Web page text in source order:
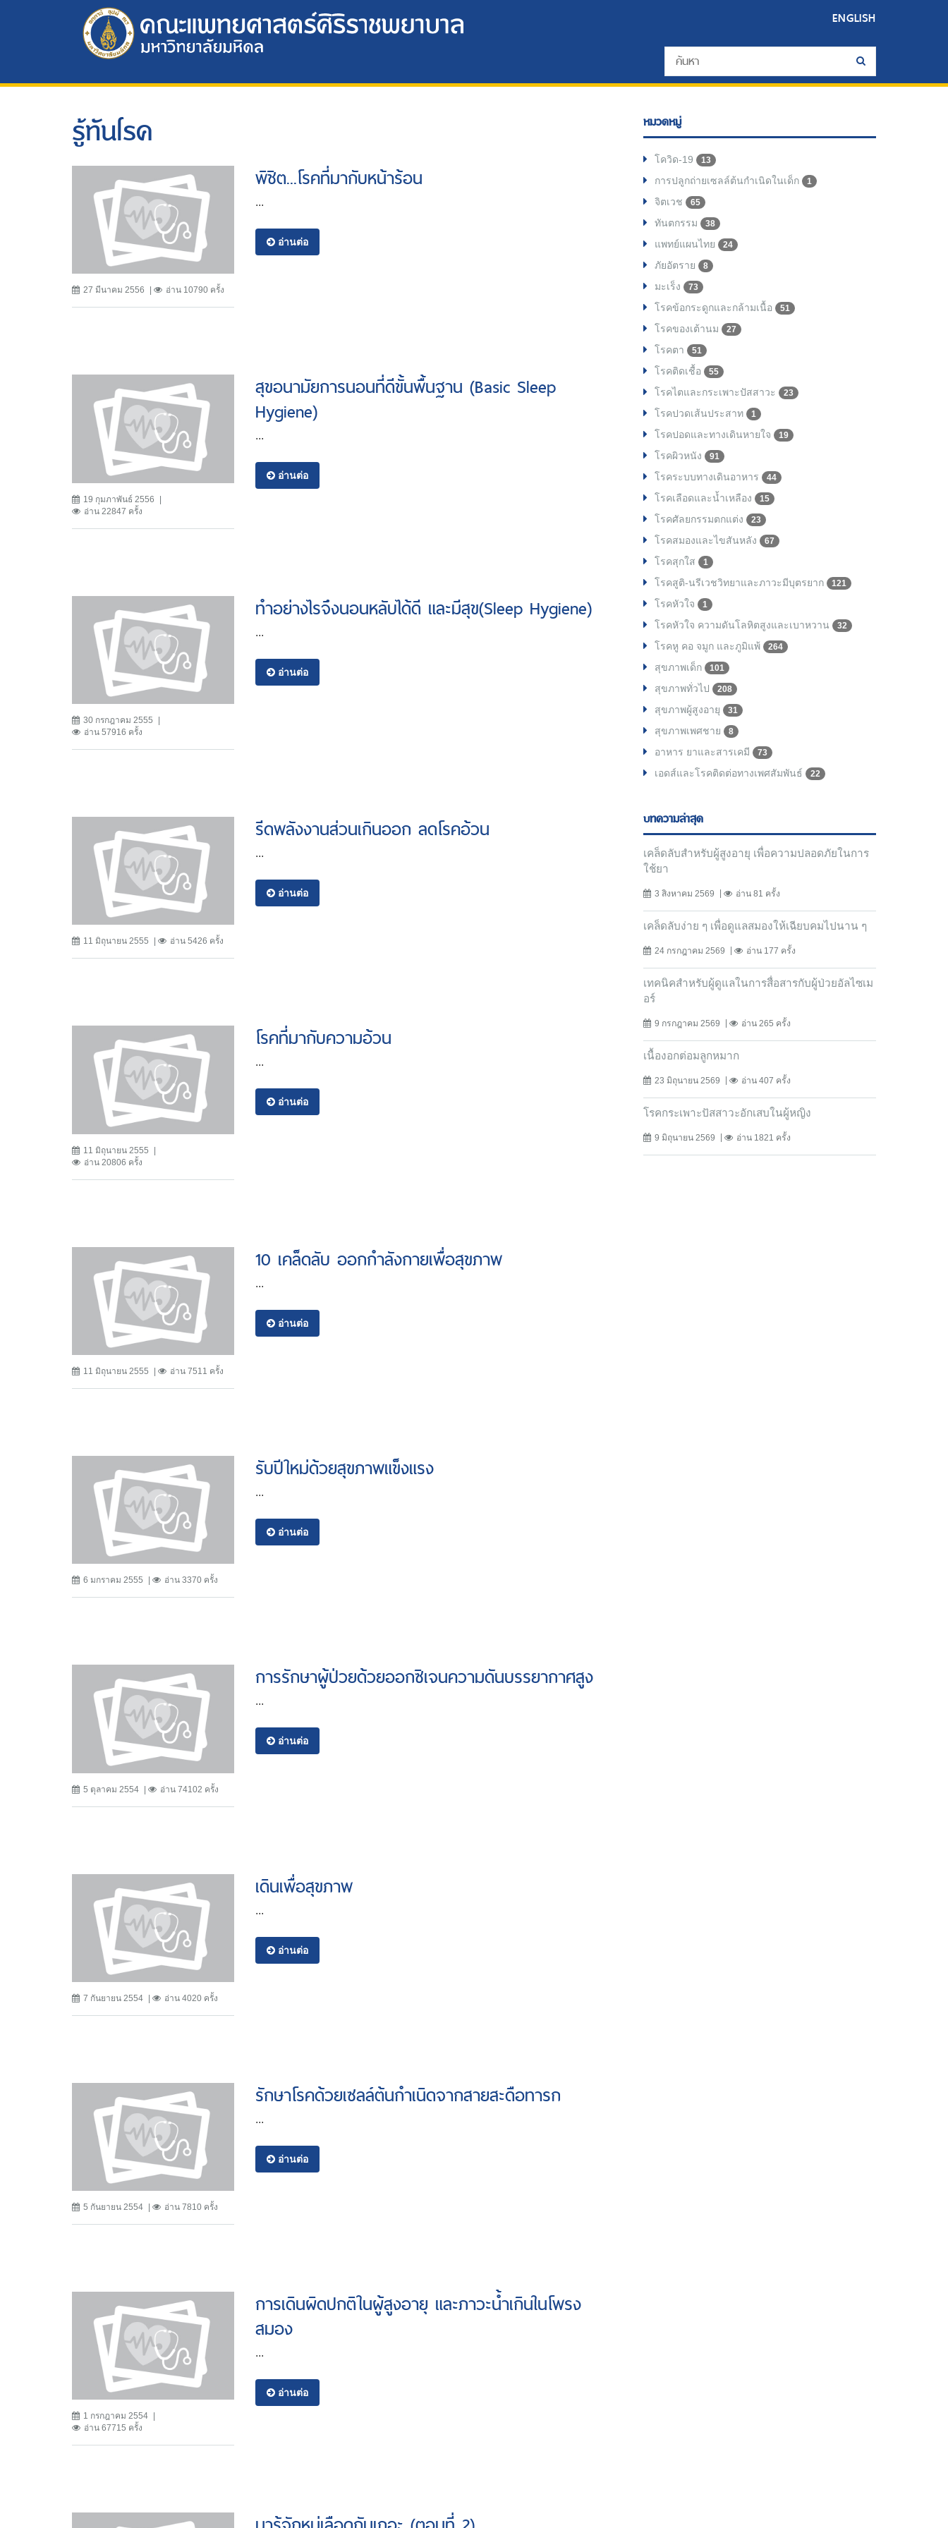
ENGLISH
รู้ทันโรค
27 มีนาคม 2556 อ่าน 10790 ครั้ง
พิชิต...โรคที่มากับหน้าร้อน
...
อ่านต่อ
19 กุมภาพันธ์ 2556
อ่าน 22847 ครั้ง
สุขอนามัยการนอนที่ดีขั้นพื้นฐาน (Basic Sleep
Hygiene)
...
อ่านต่อ
30 กรกฎาคม 2555
อ่าน 57916 ครั้ง
ทำอย่างไรจึงนอนหลับได้ดี และมีสุข(Sleep Hygiene)
...
อ่านต่อ
11 มิถุนายน 2555 อ่าน 5426 ครั้ง
รีดพลังงานส่วนเกินออก ลดโรคอ้วน
...
อ่านต่อ
11 มิถุนายน 2555
อ่าน 20806 ครั้ง
โรคที่มากับความอ้วน
...
อ่านต่อ
11 มิถุนายน 2555 อ่าน 7511 ครั้ง
10 เคล็ดลับ ออกกำลังกายเพื่อสุขภาพ
...
อ่านต่อ
6 มกราคม 2555 อ่าน 3370 ครั้ง
รับปีใหม่ด้วยสุขภาพแข็งแรง
...
อ่านต่อ
5 ตุลาคม 2554 อ่าน 74102 ครั้ง
การรักษาผู้ป่วยด้วยออกซิเจนความดันบรรยากาศสูง
...
อ่านต่อ
7 กันยายน 2554 อ่าน 4020 ครั้ง
เดินเพื่อสุขภาพ
...
อ่านต่อ
5 กันยายน 2554 อ่าน 7810 ครั้ง
รักษาโรคด้วยเซลล์ต้นกำเนิดจากสายสะดือทารก
...
อ่านต่อ
1 กรกฎาคม 2554
อ่าน 67715 ครั้ง
การเดินผิดปกติในผู้สูงอายุ และภาวะน้ำเกินในโพรง
สมอง
...
อ่านต่อ
หมวดหมู่
โควิด-19 13
การปลูกถ่ายเซลล์ต้นกำเนิดในเด็ก 1
จิตเวช 65
ทันตกรรม 38
แพทย์แผนไทย 24
ภัยอัตราย 8
มะเร็ง 73
โรคข้อกระดูกและกล้ามเนื้อ 51
โรคของเต้านม 27
โรคตา 51
โรคติดเชื้อ 55
โรคไตและกระเพาะปัสสาวะ 23
โรคปวดเส้นประสาท 1
โรคปอดและทางเดินหายใจ 19
โรคผิวหนัง 91
โรคระบบทางเดินอาหาร 44
โรคเลือดและน้ำเหลือง 15
โรคศัลยกรรมตกแต่ง 23
โรคสมองและไขสันหลัง 67
โรคสุกใส 1
โรคสูติ-นรีเวชวิทยาและภาวะมีบุตรยาก 121
โรคหัวใจ 1
โรคหัวใจ ความดันโลหิตสูงและเบาหวาน 32
โรคหู คอ จมูก และภูมิแพ้ 264
สุขภาพเด็ก 101
สุขภาพทั่วไป 208
สุขภาพผู้สูงอายุ 31
สุขภาพเพศชาย 8
อาหาร ยาและสารเคมี 73
เอดส์และโรคติดต่อทางเพศสัมพันธ์ 22
บทความล่าสุด
เคล็ดลับสำหรับผู้สูงอายุ เพื่อความปลอดภัยในการ
ใช้ยา
3 สิงหาคม 2569 อ่าน 81 ครั้ง
เคล็ดลับง่าย ๆ เพื่อดูแลสมองให้เฉียบคมไปนาน ๆ
24 กรกฎาคม 2569 อ่าน 177 ครั้ง
เทคนิคสำหรับผู้ดูแลในการสื่อสารกับผู้ป่วยอัลไซเม
อร์
9 กรกฎาคม 2569 อ่าน 265 ครั้ง
เนื้องอกต่อมลูกหมาก
23 มิถุนายน 2569 อ่าน 407 ครั้ง
โรคกระเพาะปัสสาวะอักเสบในผู้หญิง
9 มิถุนายน 2569 อ่าน 1821 ครั้ง